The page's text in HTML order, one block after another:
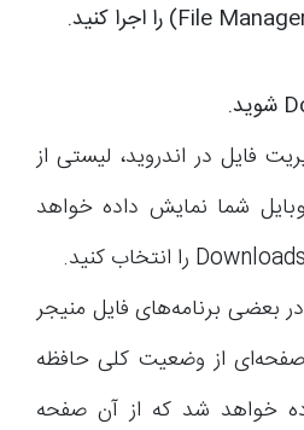
فایل در اندروید، لیستی از
شما نمایش داده خواهد
بعضی برنامه‌های فایل منیجر
صفحه‌ای از وضعیت کلی حافظه
خواهد شد که از آن صفحه